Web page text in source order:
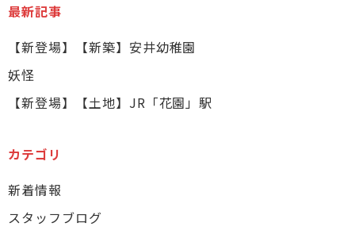
最新記事
【新登場】【新築】安井幼稚園
妖怪
【新登場】【土地】JR「花園」駅
カテゴリ
新着情報
スタッフブログ